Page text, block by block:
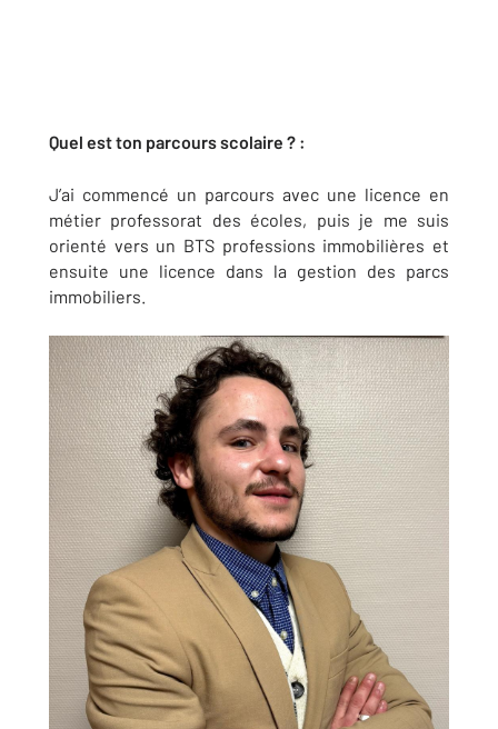
Quel est ton parcours scolaire ? :
J’ai commencé un parcours avec une licence en
métier professorat des écoles, puis je me suis
orienté vers un BTS professions immobilières et
ensuite une licence dans la gestion des parcs
immobiliers.